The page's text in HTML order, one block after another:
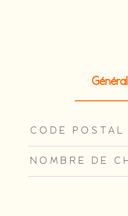
Général
CODE POSTAL
NOMBRE DE